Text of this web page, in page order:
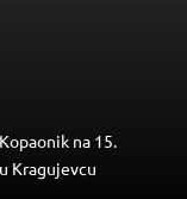
na 15.
Kragujevcu